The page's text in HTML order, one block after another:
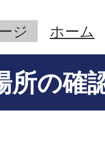
ジ ホーム
所の確